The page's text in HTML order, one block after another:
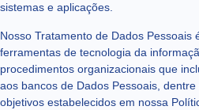
sistemas e aplicações.
Nosso Tratamento de Dados Pessoais
ferramentas de tecnologia da
procedimentos organizacionais que
aos bancos de Dados Pessoais,
objetivos estabelecidos em nossa